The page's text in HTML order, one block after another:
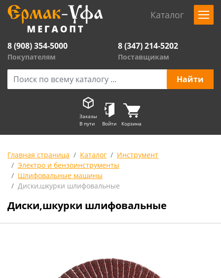
Каталог
8 (908) 354-5000
Покупателям
8 (347) 214-5202
Поставщикам
Заказы
В пути
Войти Корзина
Главная страница Каталог
Инструмент
Электро и бензоинструменты
Шлифовальные машины
Диски,шкурки шлифовальные
Диски,шкурки шлифовальные